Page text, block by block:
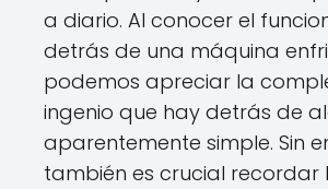
a diario. Al conocer el
detrás de una máquina
podemos apreciar la
ingenio que hay detrás de
aparentemente simple. Sin
también es crucial recordar